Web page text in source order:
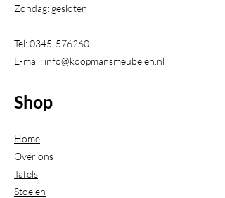
Zondag: gesloten
Tel:0345-576260
E-mail: info@koopmansmeubelen.nl
Shop
Home
Over ons
Tafels
Stoelen